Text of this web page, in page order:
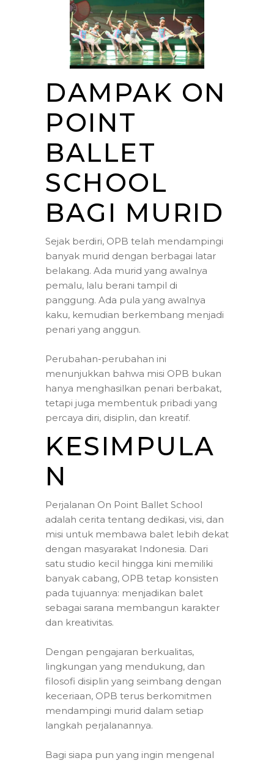
DAMPAK ON
POINT
BALLET
SCHOOL
BAGI MURID
Sejak berdiri, OPB telah mendampingi
banyak murid dengan berbagai latar
belakang. Ada murid yang awalnya
pemalu, lalu berani tampil di
panggung. Ada pula yang awalnya
kaku, kemudian berkembang menjadi
penari yang anggun.
Perubahan-perubahan ini
menunjukkan bahwa misi OPB bukan
hanya menghasilkan penari berbakat,
tetapi juga membentuk pribadi yang
percaya diri, disiplin, dan kreatif.
KESIMPULA
N
Perjalanan On Point Ballet School
adalah cerita tentang dedikasi, visi, dan
misi untuk membawa balet lebih dekat
dengan masyarakat Indonesia. Dari
satu studio kecil hingga kini memiliki
banyak cabang, OPB tetap konsisten
pada tujuannya: menjadikan balet
sebagai sarana membangun karakter
dan kreativitas.
Dengan pengajaran berkualitas,
lingkungan yang mendukung, dan
filosofi disiplin yang seimbang dengan
keceriaan, OPB terus berkomitmen
mendampingi murid dalam setiap
langkah perjalanannya.
Bagi siapa pun yang ingin mengenal